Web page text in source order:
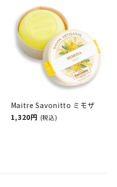
Maitre Savonitto ミモザ
1,320円 (税込)